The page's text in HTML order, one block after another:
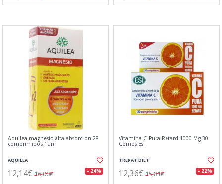
Aquilea magnesio alta absorcion 28
comprimidos 1un
AQUILEA
12,14€ 16,00€ - 24%
Vitamina C Pura Retard 1000 Mg 30
Comps Esi
TREPAT DIET
12,36€ 15,81€ - 22%